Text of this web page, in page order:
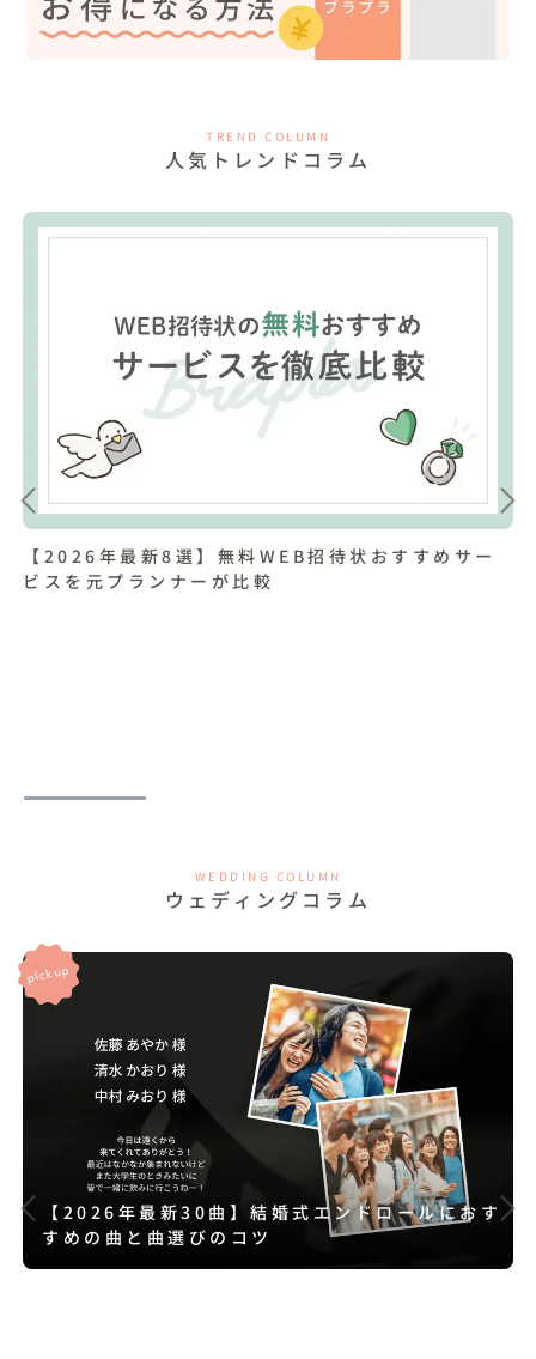
TREND COLUMN
人気トレンドコラム
【2026年最新8選】無料WEB招待状おすすめサー
ビスを元プランナーが比較
WEDDING COLUMN
ウェディングコラム
【2026年最新30曲】結婚式エンドロールにおす
すめの曲と曲選びのコツ